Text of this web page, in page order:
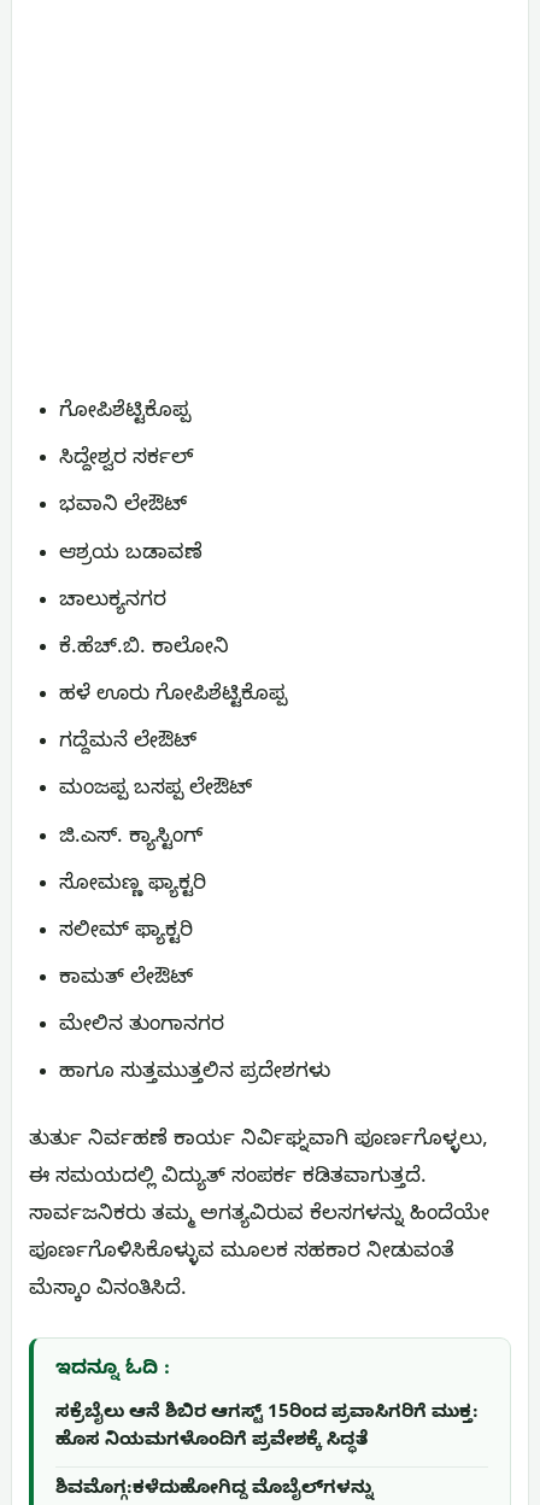
ಗೋಪಿಶೆಟ್ಟಿಕೊಪ್ಪ
ಸಿದ್ದೇಶ್ವರ ಸರ್ಕಲ್
ಭವಾನಿ ಲೇಔಟ್
ಆಶ್ರಯ ಬಡಾವಣೆ
ಚಾಲುಕ್ಯನಗರ
ಕೆ.ಹೆಚ್.ಬಿ. ಕಾಲೋನಿ
ಹಳೆ ಊರು ಗೋಪಿಶೆಟ್ಟಿಕೊಪ್ಪ
ಗದ್ದೆಮನೆ ಲೇಔಟ್
ಮಂಜಪ್ಪ ಬಸಪ್ಪ ಲೇಔಟ್
ಜಿ.ಎಸ್. ಕ್ಯಾಸ್ಟಿಂಗ್
ಸೋಮಣ್ಣ ಫ್ಯಾಕ್ಟರಿ
ಸಲೀಮ್ ಫ್ಯಾಕ್ಟರಿ
ಕಾಮತ್ ಲೇಔಟ್
ಮೇಲಿನ ತುಂಗಾನಗರ
ಹಾಗೂ ಸುತ್ತಮುತ್ತಲಿನ ಪ್ರದೇಶಗಳು
ತುರ್ತು ನಿರ್ವಹಣೆ ಕಾರ್ಯ ನಿರ್ವಿಘ್ನವಾಗಿ ಪೂರ್ಣಗೊಳ್ಳಲು,
ಈ ಸಮಯದಲ್ಲಿ ವಿದ್ಯುತ್ ಸಂಪರ್ಕ ಕಡಿತವಾಗುತ್ತದೆ.
ಸಾರ್ವಜನಿಕರು ತಮ್ಮ ಅಗತ್ಯವಿರುವ ಕೆಲಸಗಳನ್ನು ಹಿಂದೆಯೇ
ಪೂರ್ಣಗೊಳಿಸಿಕೊಳ್ಳುವ ಮೂಲಕ ಸಹಕಾರ ನೀಡುವಂತೆ
ಮೆಸ್ಕಾಂ ವಿನಂತಿಸಿದೆ.
ಇದನ್ನೂ ಓದಿ :
ಸಕ್ರೆಬೈಲು ಆನೆ ಶಿಬಿರ ಆಗಸ್ಟ್ 15ರಿಂದ ಪ್ರವಾಸಿಗರಿಗೆ ಮುಕ್ತ:
ಹೊಸ ನಿಯಮಗಳೊಂದಿಗೆ ಪ್ರವೇಶಕ್ಕೆ ಸಿದ್ಧತೆ
ಶಿವಮೊಗ್ಗ:ಕಳೆದುಹೋಗಿದ್ದ ಮೊಬೈಲ್‌ಗಳನ್ನು